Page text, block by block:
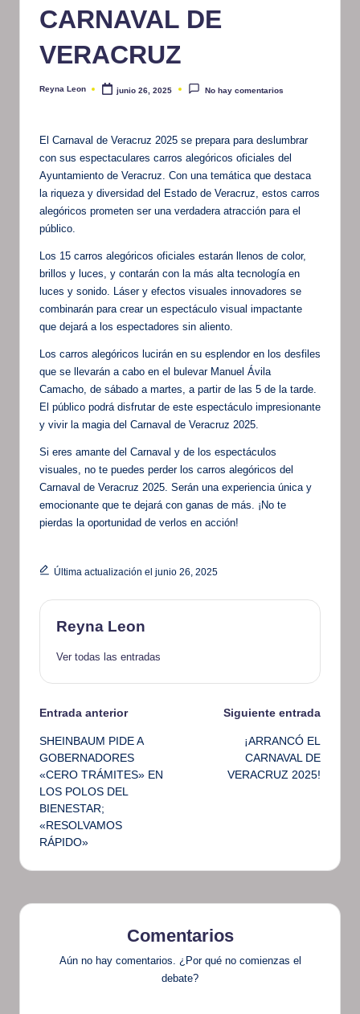
CARNAVAL DE
VERACRUZ
Publicado
Reyna Leon junio 26, 2025 No hay comentarios
El Carnaval de Veracruz 2025 se prepara para deslumbrar
con sus espectaculares carros alegóricos oficiales del
Ayuntamiento de Veracruz. Con una temática que destaca
la riqueza y diversidad del Estado de Veracruz, estos carros
alegóricos prometen ser una verdadera atracción para el
público.
Los 15 carros alegóricos oficiales estarán llenos de color,
brillos y luces, y contarán con la más alta tecnología en
luces y sonido. Láser y efectos visuales innovadores se
combinarán para crear un espectáculo visual impactante
que dejará a los espectadores sin aliento.
Los carros alegóricos lucirán en su esplendor en los desfiles
que se llevarán a cabo en el bulevar Manuel Ávila
Camacho, de sábado a martes, a partir de las 5 de la tarde.
El público podrá disfrutar de este espectáculo impresionante
y vivir la magia del Carnaval de Veracruz 2025.
Si eres amante del Carnaval y de los espectáculos
visuales, no te puedes perder los carros alegóricos del
Carnaval de Veracruz 2025. Serán una experiencia única y
emocionante que te dejará con ganas de más. ¡No te
pierdas la oportunidad de verlos en acción!
Última actualización el junio 26, 2025
Reyna Leon
Ver todas las entradas
Navegación
de
entradas
Entrada anterior
SHEINBAUM PIDE A
GOBERNADORES
«CERO TRÁMITES» EN
LOS POLOS DEL
BIENESTAR;
«RESOLVAMOS
RÁPIDO»
Siguiente entrada
¡ARRANCÓ EL
CARNAVAL DE
VERACRUZ 2025!
Comentarios
Aún no hay comentarios. ¿Por qué no comienzas el
debate?